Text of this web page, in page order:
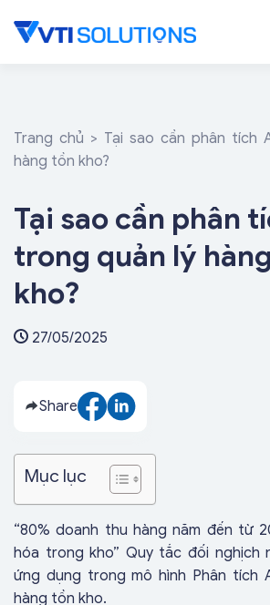
Trang chủ > Tại sao cần phân tích
hàng tồn kho?
Tại sao cần phân
trong quản lý
kho?
27/05/2025
Share
Mục lục
“80% doanh thu hàng năm đến từ
hóa trong kho” Quy tắc đối nghịch
ứng dụng trong mô hình Phân tích
hàng tồn kho.